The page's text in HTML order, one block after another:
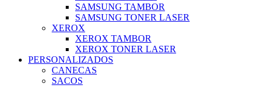
SAMSUNG TAMBOR
SAMSUNG TONER LASER
XEROX
XEROX TAMBOR
XEROX TONER LASER
PERSONALIZADOS
CANECAS
SACOS